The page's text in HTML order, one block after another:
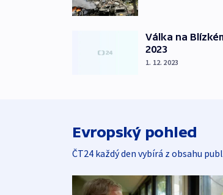
Válka na
2023
1. 12. 2023
Evropský pohled
ČT24 každý den vybírá z obsahu